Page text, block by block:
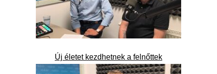
Új életet kezdhetnek a felnőttek